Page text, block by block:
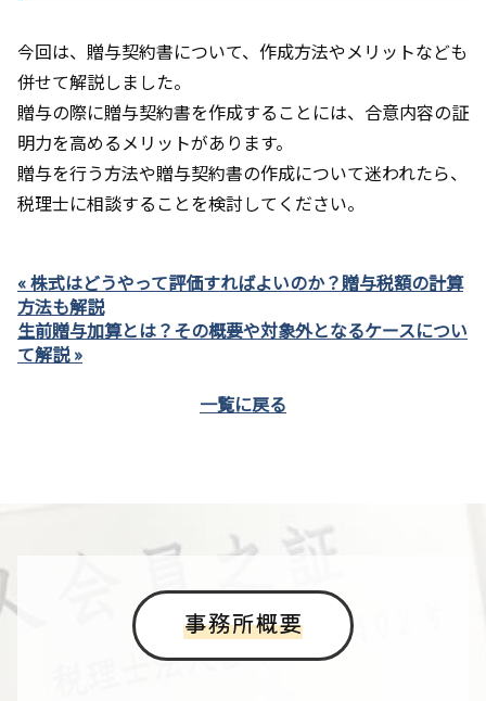
今回は、贈与契約書について、作成方法やメリットなども
併せて解説しました。
贈与の際に贈与契約書を作成することには、合意内容の証
明力を高めるメリットがあります。
贈与を行う方法や贈与契約書の作成について迷われたら、
税理士に相談することを検討してください。
« 株式はどうやって評価すればよいのか？贈与税額の計算
方法も解説
生前贈与加算とは？その概要や対象外となるケースについ
て解説 »
一覧に戻る
事務所概要